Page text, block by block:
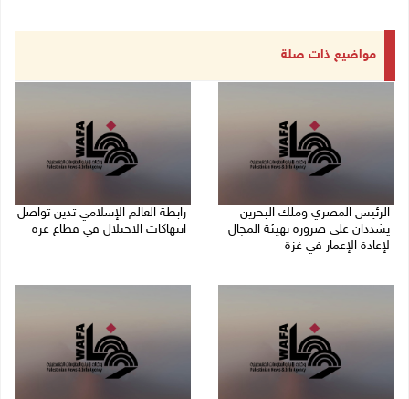
مواضيع ذات صلة
الرئيس المصري وملك البحرين
يشددان على ضرورة تهيئة المجال
لإعادة الإعمار في غزة
رابطة العالم الإسلامي تدين تواصل
انتهاكات الاحتلال في قطاع غزة